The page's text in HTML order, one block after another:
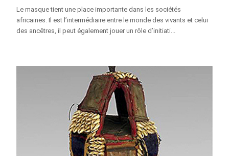
Le masque tient une place importante dans les sociétés
africaines. Il est l’intermédiaire entre le monde des vivants et celui
des ancêtres, il peut également jouer un rôle d’initiati...